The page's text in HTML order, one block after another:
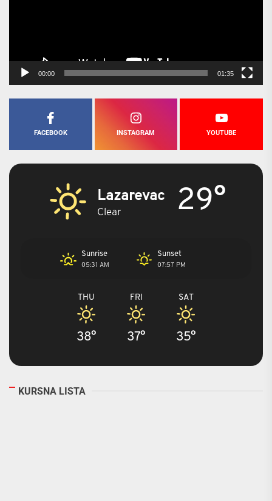
00:00 01:35
FACEBOOK INSTAGRAM YOUTUBE
Lazarevac
Clear 29°
Sunrise
05:31 AM
Sunset
07:57 PM
THU
38°
FRI
37°
SAT
35°
KURSNA LISTA